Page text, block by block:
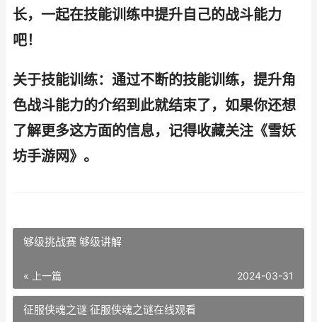
长，一起在技能训练中提升自己的战斗能力
吧！
关于技能训练：通过不断的技能训练，提升角
色战斗能力的介绍到此就结束了，如果你还想
了解更多这方面的信息，记得收藏关注《雪妖
坊手游网》。
够级挑战赛 够级讲解
« 上一篇 2024-03-31
征服侠魂之谜 征服侠魂之谜在线观看